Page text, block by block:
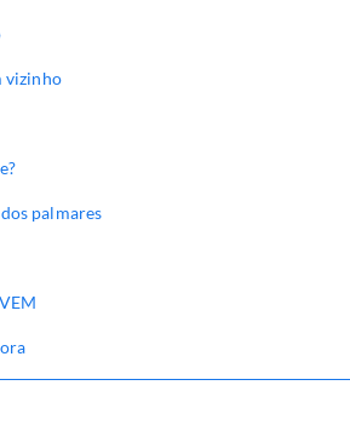
vizinho
palmares